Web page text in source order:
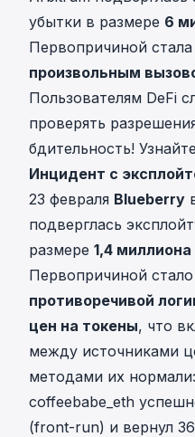
убытки в размере 6
Первопричиной стала
произвольным
Пользователям DeFi
проверять
бдительность!
Инцидент с
23 февраля Blueberry
подверглась
размере 1,4
Первопричиной стало
противоречивой
цен на токены, что
между источниками
методами их
coffeebabe_eth
(front-run) и вернул